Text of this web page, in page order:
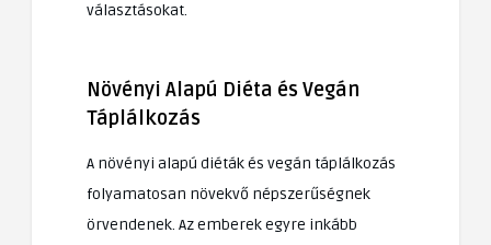
választásokat.
Növényi Alapú Diéta és Vegán
Táplálkozás
A növényi alapú diéták és vegán táplálkozás
folyamatosan növekvő népszerűségnek
örvendenek. Az emberek egyre inkább